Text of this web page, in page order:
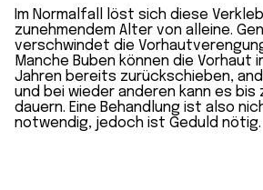
Im Normalfall löst sich diese
zunehmendem Alter von alleine.
verschwindet die
Manche Buben können die Vorhaut
Jahren bereits zurückschieben,
und bei wieder anderen kann es bis
dauern. Eine Behandlung ist also
notwendig, jedoch ist Geduld nötig.